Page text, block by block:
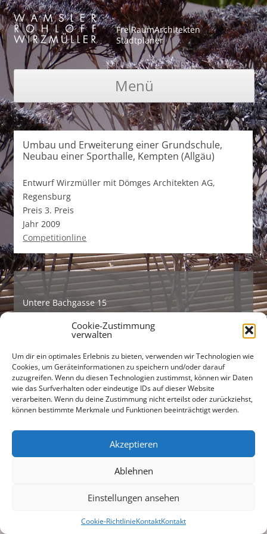
Cookie-Zustimmung
verwalten
Um dir ein optimales Erlebnis zu bieten, verwenden wir Technologien wie
Cookies, um Geräteinformationen zu speichern und/oder darauf
zuzugreifen. Wenn du diesen Technologien zustimmst, können wir Daten
wie das Surfverhalten oder eindeutige IDs auf dieser Website
verarbeiten. Wenn du deine Zustimmung nicht erteilst oder zurückziehst,
können bestimmte Merkmale und Funktionen beeinträchtigt werden.
Akzeptieren
Ablehnen
Einstellungen ansehen
Cookie-RichtlinieKontaktKontakt
FreiRaumArchitekten
Stadtplaner
Menü
Zum Inhalt springen
Umbau und Erweiterung einer Grundschule,
Neubau einer Sporthalle, Kempten (Allgäu)
Entwurf Wirzmüller mit Dömges Architekten AG,
Regensburg
Preis 3. Preis
Jahr 2009
Competitionline
Untere Bachgasse 15
Tel +49 (0)941 565745
Fax +49 (0)941 56712301
buero@freiraumarchitekten.com
Suchen